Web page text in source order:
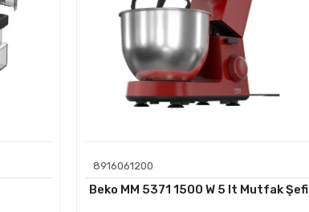
8916061200
Beko MM 5371 1500 W 5 lt Mutfak Şefi